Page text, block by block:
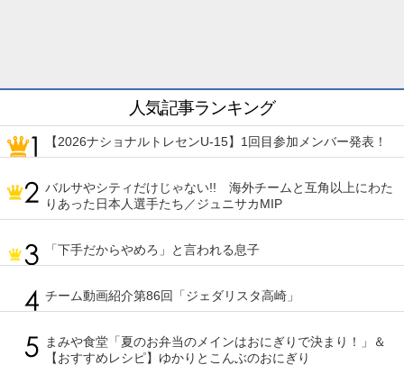
人気記事ランキング
【2026ナショナルトレセンU-15】1回目参加メンバー発表！
バルサやシティだけじゃない!! 海外チームと互角以上にわた
りあった日本人選手たち／ジュニサカMIP
「下手だからやめろ」と言われる息子
チーム動画紹介第86回「ジェダリスタ高崎」
まみや食堂「夏のお弁当のメインはおにぎりで決まり！」＆
【おすすめレシピ】ゆかりとこんぶのおにぎり